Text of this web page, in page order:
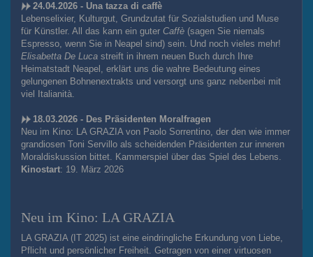
24.04.2026 - Una tazza di caffè
Lebenselixier, Kulturgut, Grundzutat für Sozialstudien und Muse
für Künstler. All das kann ein guter Caffè (sagen Sie niemals
Espresso, wenn Sie in Neapel sind) sein. Und noch vieles mehr!
Elisabetta De Luca streift in ihrem neuen Buch durch Ihre
Heimatstadt Neapel, erklärt uns die wahre Bedeutung eines
gelungenen Bohnenextrakts und versorgt uns ganz nebenbei mit
viel Italianità.
18.03.2026 - Des Präsidenten Moralfragen
Neu im Kino: LA GRAZIA von Paolo Sorrentino, der den wie immer
grandiosen Toni Servillo als scheidenden Präsidenten zur inneren
Moraldiskussion bittet. Kammerspiel über das Spiel des Lebens.
Kinostart: 19. März 2026
Neu im Kino: LA GRAZIA
LA GRAZIA (IT 2025) ist eine eindringliche Erkundung von Liebe,
Pflicht und persönlicher Freiheit. Getragen von einer virtuosen